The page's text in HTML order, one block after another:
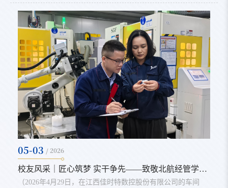
6日下午，江西省国资委书记肖云与经济管理学院党委书记郑
海涛、江西研究院院长彭翀、自动化学院院长胡庆雷一行，开
展座谈交流。会上，北...
05-03 / 2026
校友风采｜匠心筑梦 实干争先——致敬北航经管学院优秀校友全国五一劳动奖章获得者
（2026年4月29日，在江西佳时特数控股份有限公司的车间